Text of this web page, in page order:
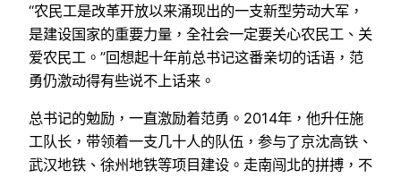
“农民工是改革开放以来涌现出的一支新型劳动大军，
是建设国家的重要力量，全社会一定要关心农民工、关
爱农民工。”回想起十年前总书记这番亲切的话语，范
勇仍激动得有些说不上话来。
总书记的勉励，一直激励着范勇。2014年，他升任施
工队长，带领着一支几十人的队伍，参与了京沈高铁、
武汉地铁、徐州地铁等项目建设。走南闯北的拼搏，不